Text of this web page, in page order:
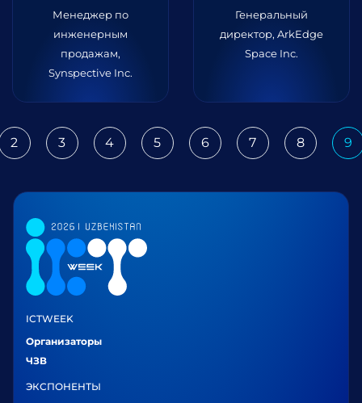
Менеджер по
инженерным
продажам,
Synspective Inc.
Генеральный
директор, ArkEdge
Space Inc.
2 3 4 5 6 7 8 9
ICTWEEK
Организаторы
ЧЗВ
ЭКСПОНЕНТЫ